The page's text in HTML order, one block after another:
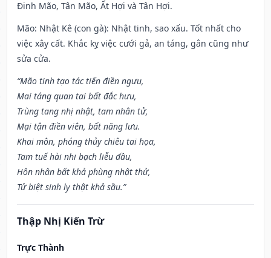
Đinh Mão, Tân Mão, Ất Hợi và Tân Hợi.
Mão: Nhật Kê (con gà): Nhật tinh, sao xấu. Tốt nhất cho
việc xây cất. Khắc kỵ việc cưới gả, an táng, gắn cũng như
sửa cửa.
“Mão tinh tạo tác tiến điền ngưu,
Mai táng quan tai bất đắc hưu,
Trùng tang nhị nhật, tam nhân tử,
Mại tận điền viên, bất năng lưu.
Khai môn, phóng thủy chiêu tai họa,
Tam tuế hài nhi bạch liễu đầu,
Hôn nhân bất khả phùng nhật thử,
Tử biệt sinh ly thật khả sầu.”
Thập Nhị Kiến Trừ
Trực Thành